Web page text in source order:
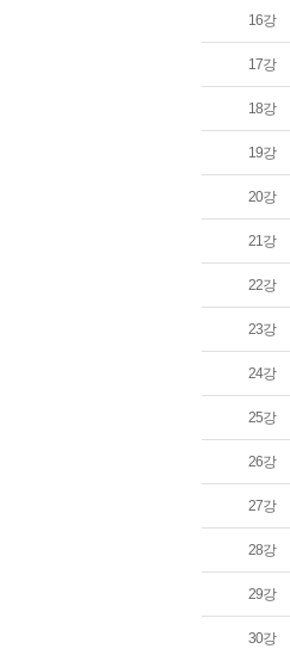
16강
17강
18강
19강
20강
21강
22강
23강
24강
25강
26강
27강
28강
29강
30강